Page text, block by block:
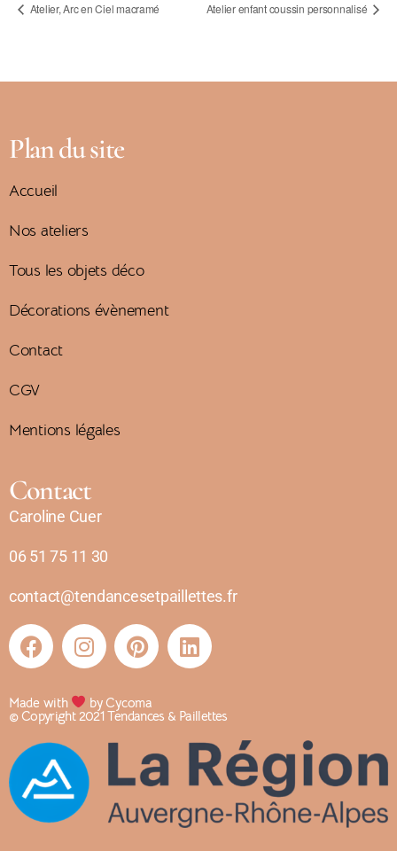
Atelier, Arc en Ciel macramé Atelier enfant coussin personnalisé
Plan du site
Accueil
Nos ateliers
Tous les objets déco
Décorations évènement
Contact
CGV
Mentions légales
Contact
Caroline Cuer
06 51 75 11 30
contact@tendancesetpaillettes.fr
Made with by Cycoma
© Copyright 2021 Tendances & Paillettes